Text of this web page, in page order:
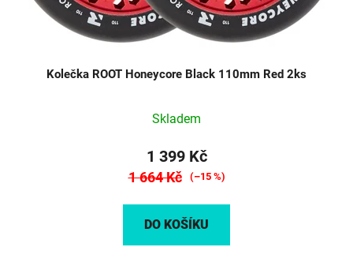
Kolečka ROOT Honeycore Black 110mm Red 2ks
Skladem
1 399 Kč
1 664 Kč (–15 %)
DO KOŠÍKU